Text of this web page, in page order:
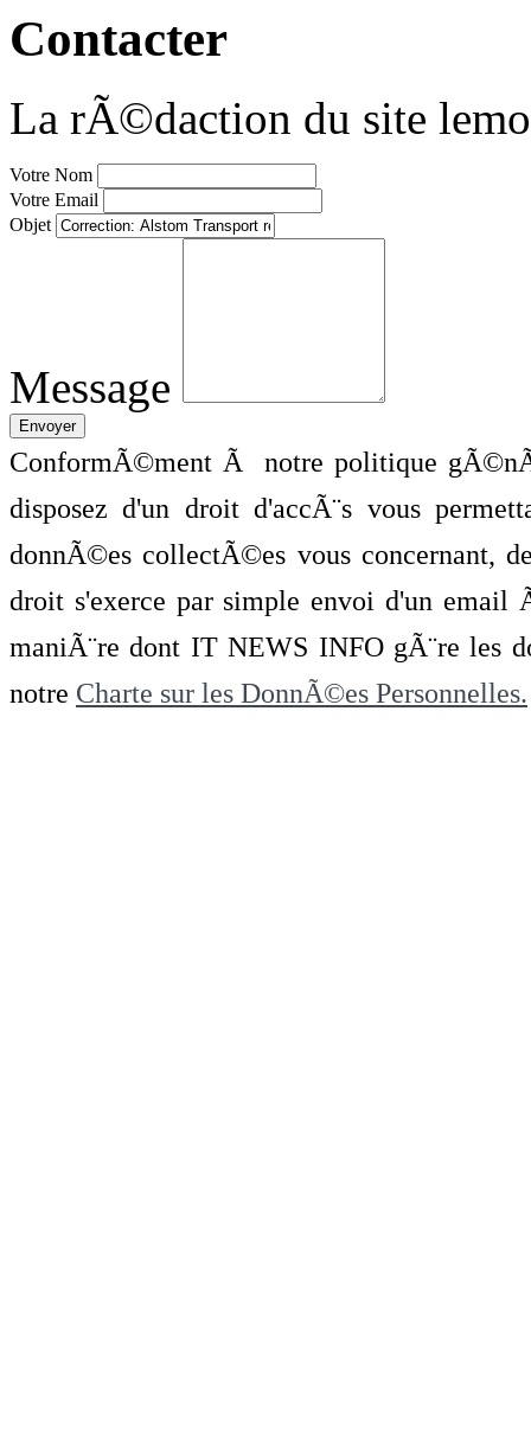
Contacter
La rÃ©daction du site
Votre Nom
Votre Email
Objet
Message
ConformÃ©ment Ã notre politique
disposez d'un droit d'accÃ¨s vous
donnÃ©es collectÃ©es vous concernant,
droit s'exerce par simple envoi d'un
maniÃ¨re dont IT NEWS INFO gÃ¨re les
notre Charte sur les DonnÃ©es Personnelles.